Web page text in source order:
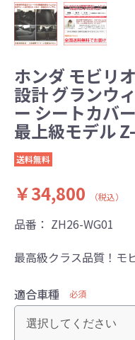
ホンダ モビリ
設計 グランウ
ー シートカバ
最上級モデル
送料無料
￥34,800 （税込）
品番： ZH26-WG01
最高級クラス品質！モ
適合車種 必須